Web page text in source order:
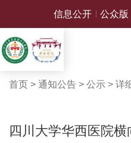
信息公开 公众版
首页 > 通知公告> 公示> 详
四川大学华西医院